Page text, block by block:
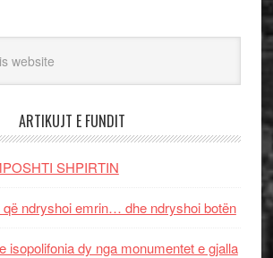
ARTIKUJT E FUNDIT
SHPIRTIN
që ndryshoi emrin… dhe ndryshoi botën
isopolifonia dy nga monumentet e gjalla